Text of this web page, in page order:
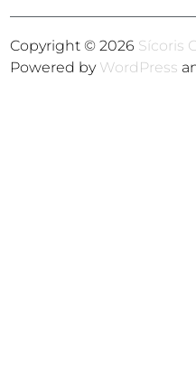
Copyright © 2026 Sícoris
Powered by WordPress